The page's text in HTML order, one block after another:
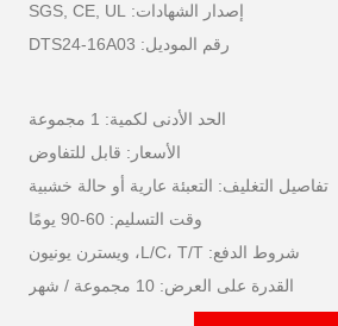
إصدار الشهادات: SGS, CE, UL
رقم الموديل: DTS24-16A03
الحد الأدنى لكمية: 1 مجموعة
الأسعار: قابل للتفاوض
تفاصيل التغليف: التعبئة عارية أو حالة خشبية
وقت التسليم: 60-90 يومًا
شروط الدفع: L/C، T/T، ويسترن يونيون
القدرة على العرض: 10 مجموعة / شهر